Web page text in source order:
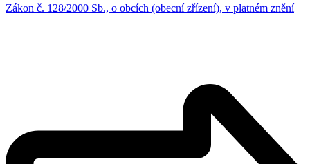
Zákon č. 128/2000 Sb., o obcích (obecní zřízení), v platném znění